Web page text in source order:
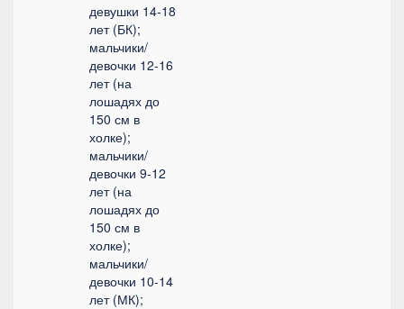
девушки 14-18
лет (БК);
мальчики/
девочки 12-16
лет (на
лошадях до
150 см в
холке);
мальчики/
девочки 9-12
лет (на
лошадях до
150 см в
холке);
мальчики/
девочки 10-14
лет (МК);